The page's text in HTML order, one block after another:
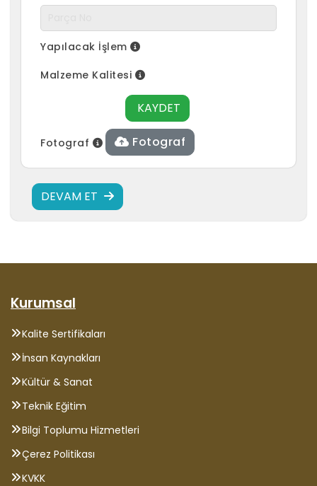
DEVAM ET
Yapılacak İşlem
Malzeme Kalitesi
KAYDET
Fotograf Fotograf
Kurumsal
Kalite Sertifikaları
İnsan Kaynakları
Kültür & Sanat
Teknik Eğitim
Bilgi Toplumu Hizmetleri
Çerez Politikası
KVKK